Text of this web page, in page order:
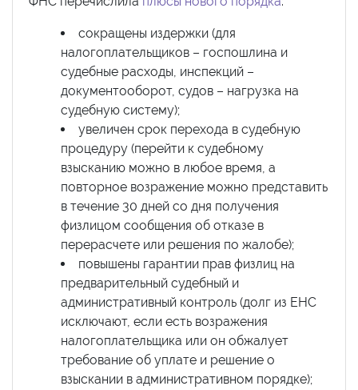
сокращены издержки (для
налогоплательщиков – госпошлина и
судебные расходы, инспекций –
документооборот, судов – нагрузка на
судебную систему);
увеличен срок перехода в судебную
процедуру (перейти к судебному
взысканию можно в любое время, а
повторное возражение можно представить
в течение 30 дней со дня получения
физлицом сообщения об отказе в
перерасчете или решения по жалобе);
повышены гарантии прав физлиц на
предварительный судебный и
административный контроль (долг из ЕНС
исключают, если есть возражения
налогоплательщика или он обжалует
требование об уплате и решение о
взыскании в административном порядке);